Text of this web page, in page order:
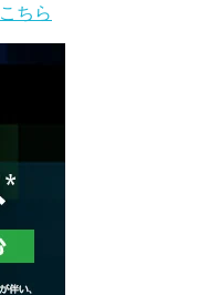
こちら